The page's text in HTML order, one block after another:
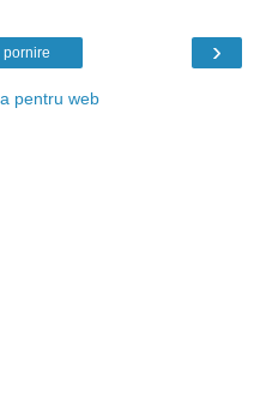
›
pornire
pentru web